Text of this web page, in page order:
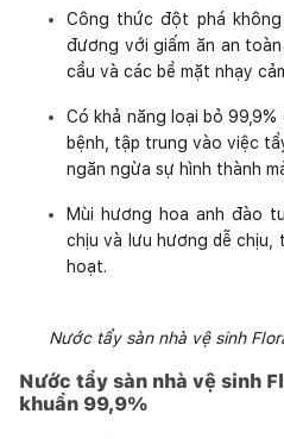
Công thức đột phá
đương với giấm ăn an
cầu và các bề mặt nhạy
Có khả năng loại bỏ
bệnh, tập trung vào việc
ngăn ngừa sự hình thành
Mùi hương hoa anh đào
chịu và lưu hương dễ chịu,
hoạt.
Nước tẩy sàn nhà vệ sinh
Nước tẩy sàn nhà vệ sinh
khuẩn 99,9%